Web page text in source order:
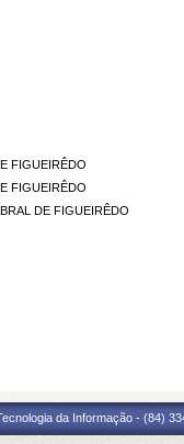
FIGUEIRÊDO
FIGUEIRÊDO
DE FIGUEIRÊDO
da Informação - (84)